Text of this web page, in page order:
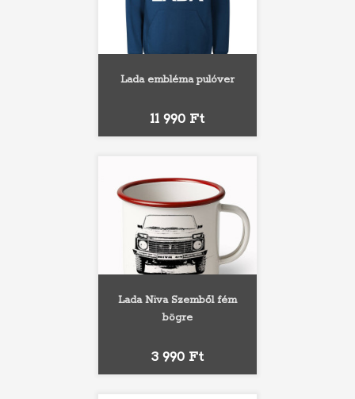
Lada embléma pulóver
Ár
11 990 Ft
Lada Niva Szemből fém
bögre
Ár
3 990 Ft